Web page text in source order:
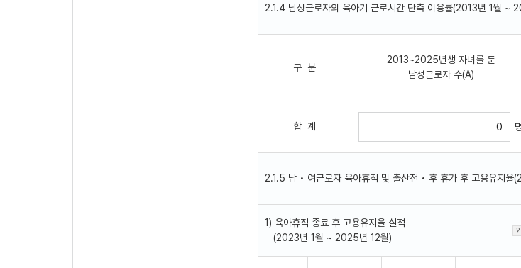
2.1.4 남성근로자의 육아기 근로시간 단축 이용률(2013년 1월 ~
구 분
2013~2025년생 자녀를 둔
남성근로자 수(A)
합 계 명
2.1.5 남 • 여근로자 육아휴직 및 출산전 • 후 휴가 후 고용유지
1) 육아휴직 종료 후 고용유지율 실적
(2023년 1월 ~ 2025년 12월)